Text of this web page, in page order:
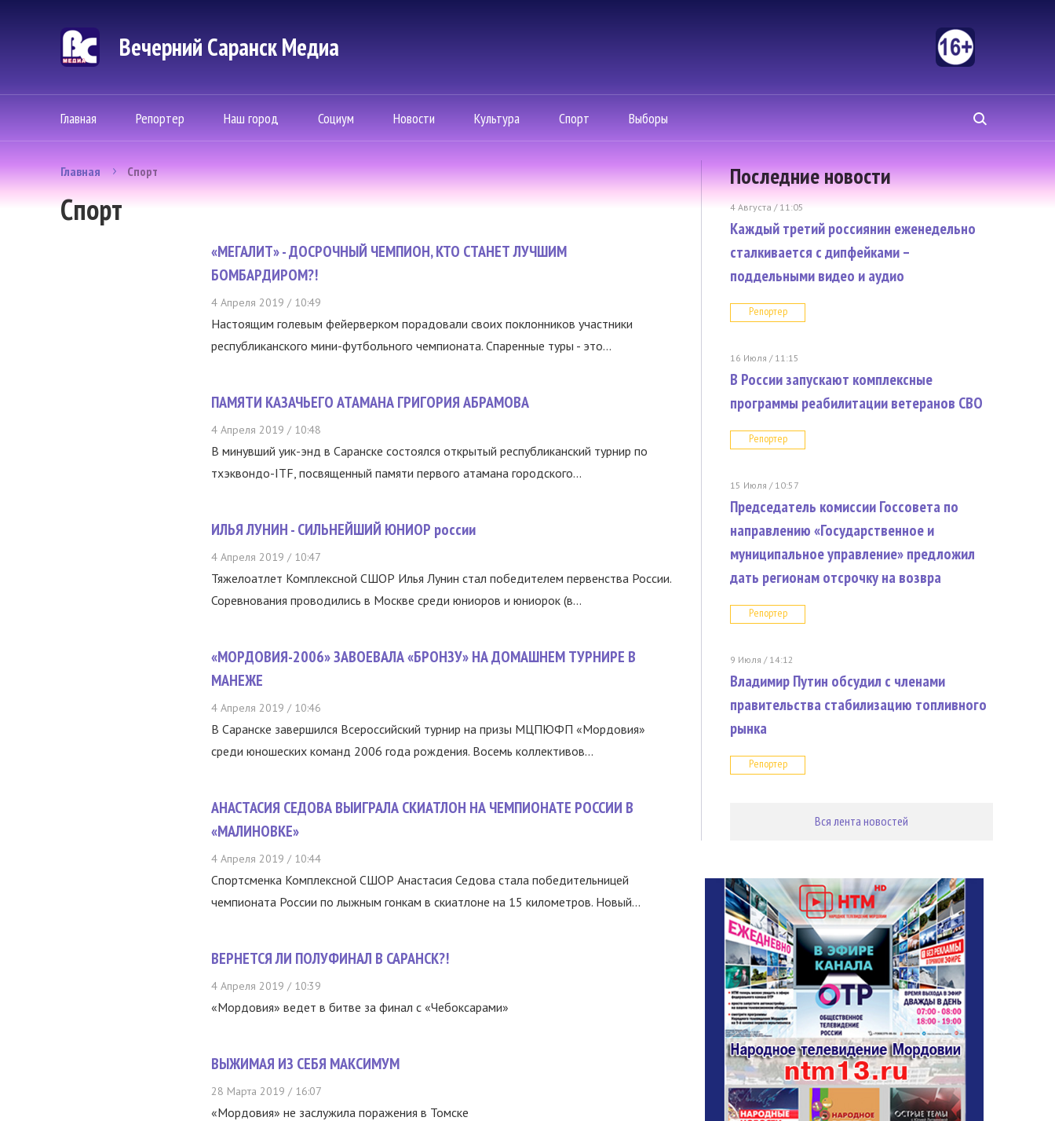
Вечерний Саранск Mедиа
Главная Репортер Наш город Социум Новости Культура Спорт Выборы
Главная Спорт
Спорт
«МЕГАЛИТ» - ДОСРОЧНЫЙ ЧЕМПИОН, КТО СТАНЕТ ЛУЧШИМ
БОМБАРДИРОМ?!
4 Апреля 2019 / 10:49
Настоящим голевым фейерверком порадовали своих поклонников участники
республиканского мини-футбольного чемпионата. Спаренные туры - это...
ПАМЯТИ КАЗАЧЬЕГО АТАМАНА ГРИГОРИЯ АБРАМОВА
4 Апреля 2019 / 10:48
В минувший уик-энд в Саранске состоялся открытый республиканский турнир по
тхэквондо-ITF, посвященный памяти первого атамана городского...
ИЛЬЯ ЛУНИН - СИЛЬНЕЙШИЙ ЮНИОР россии
4 Апреля 2019 / 10:47
Тяжелоатлет Комплексной СШОР Илья Лунин стал победителем первенства России.
Соревнования проводились в Москве среди юниоров и юниорок (в...
«МОРДОВИЯ-2006» ЗАВОЕВАЛА «БРОНЗУ» НА ДОМАШНЕМ ТУРНИРЕ В
МАНЕЖЕ
4 Апреля 2019 / 10:46
В Саранске завершился Всероссийский турнир на призы МЦПЮФП «Мордовия»
среди юношеских команд 2006 года рождения. Восемь коллективов...
АНАСТАСИЯ СЕДОВА ВЫИГРАЛА СКИАТЛОН НА ЧЕМПИОНАТЕ РОССИИ В
«МАЛИНОВКЕ»
4 Апреля 2019 / 10:44
Спортсменка Комплексной СШОР Анастасия Седова стала победительницей
чемпионата России по лыжным гонкам в скиатлоне на 15 километров. Новый...
ВЕРНЕТСЯ ЛИ ПОЛУФИНАЛ В САРАНСК?!
4 Апреля 2019 / 10:39
«Мордовия» ведет в битве за финал с «Чебоксарами»
ВЫЖИМАЯ ИЗ СЕБЯ МАКСИМУМ
28 Марта 2019 / 16:07
«Мордовия» не заслужила поражения в Томске
Последние новости
4 Августа / 11:05
Каждый третий россиянин еженедельно
сталкивается с дипфейками –
поддельными видео и аудио
Репортер
16 Июля / 11:15
В России запускают комплексные
программы реабилитации ветеранов СВО
Репортер
15 Июля / 10:57
Председатель комиссии Госсовета по
направлению «Государственное и
муниципальное управление» предложил
дать регионам отсрочку на возвра
Репортер
9 Июля / 14:12
Владимир Путин обсудил с членами
правительства стабилизацию топливного
рынка
Репортер
Вся лента новостей